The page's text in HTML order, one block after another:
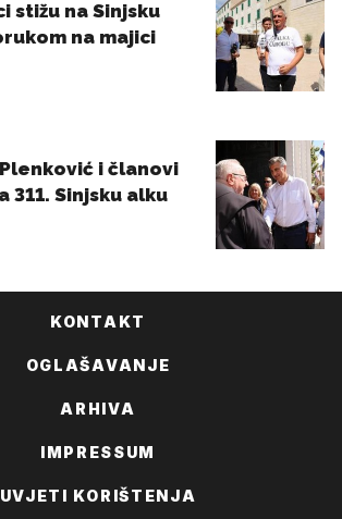
KONTAKT
OGLAŠAVANJE
ARHIVA
IMPRESSUM
UVJETI KORIŠTENJA